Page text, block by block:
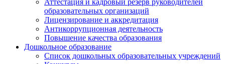
Аттестация и кадровый резерв руководителей
образовательных организаций
Лицензирование и аккредитация
Антикоррупционная деятельность
Повышение качества образования
Дошкольное образование
Список дошкольных образовательных учреждений